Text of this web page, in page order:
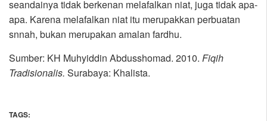
seandainya tidak berkenan melafalkan niat, juga tidak apa-
apa. Karena melafalkan niat itu merupakkan perbuatan
snnah, bukan merupakan amalan fardhu.
Sumber: KH Muhyiddin Abdusshomad. 2010. Fiqih
Tradisionalis. Surabaya: Khalista.
TAGS: